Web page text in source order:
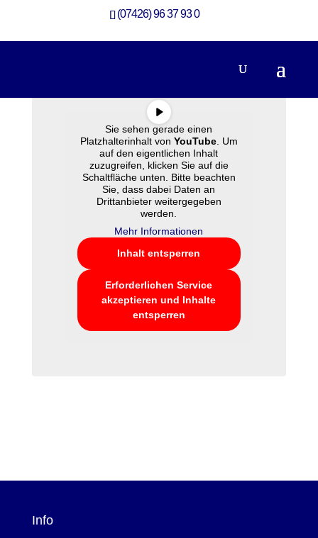
(07426) 96 37 93 0
Sie sehen gerade einen
Platzhalterinhalt von YouTube. Um
auf den eigentlichen Inhalt
zuzugreifen, klicken Sie auf die
Schaltfläche unten. Bitte beachten
Sie, dass dabei Daten an
Drittanbieter weitergegeben
werden.
Mehr Informationen
Inhalt entsperren
Erforderlichen Service
akzeptieren und Inhalte
entsperren
Info